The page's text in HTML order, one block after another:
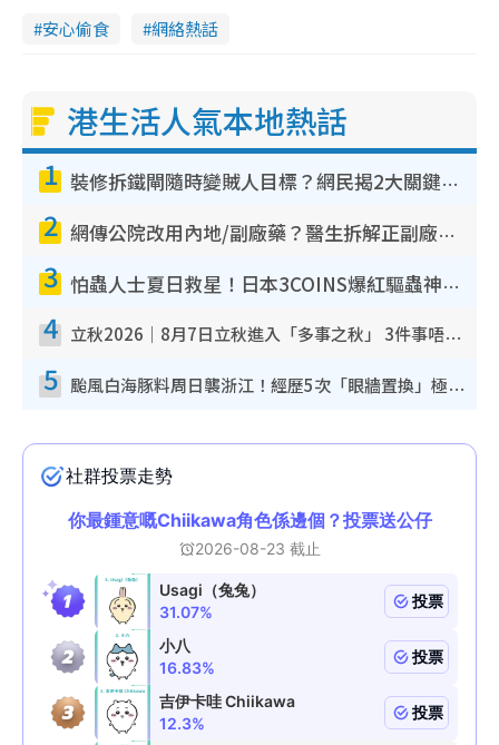
安心偷食 網絡熱話
港生活人氣本地熱話
1 裝修拆鐵閘隨時變賊人目標？網民揭2大關鍵用途：裝新式等於白裝？附新舊鐵閘分別
2 網傳公院改用內地/副廠藥？醫生拆解正副廠分別 揭4類人換藥隨時出事
3 怕蟲人士夏日救星！日本3COINS爆紅驅蟲神器$45起 1招「全程免觸碰」輕鬆搞定小強
4 立秋2026｜8月7日立秋進入「多事之秋」 3件事唔做得！專家教6招開運 清枱頭／銀包納氣接好運
5 颱風白海豚料周日襲浙江！經歷5次「眼牆置換」極罕見 成登陸內地最長途颱風